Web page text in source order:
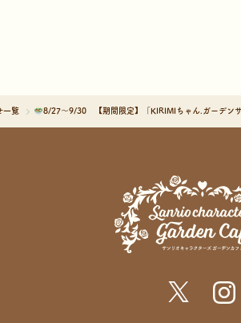
一覧 8/27～9/30 【期間限定】「KIRIMIちゃん.ガーデンサ